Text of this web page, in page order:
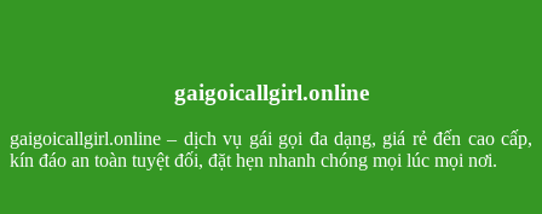
gaigoicallgirl.online
gaigoicallgirl.online – dịch vụ gái gọi đa dạng, giá rẻ đến cao cấp,
kín đáo an toàn tuyệt đối, đặt hẹn nhanh chóng mọi lúc mọi nơi.